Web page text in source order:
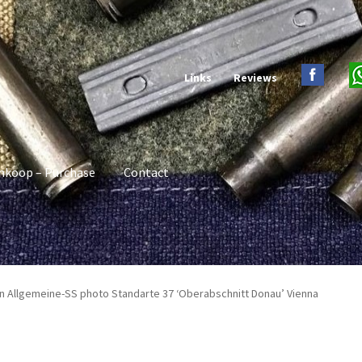
Links Reviews
– Purchase Contact
Allgemeine-SS photo Standarte 37 ‘Oberabschnitt Donau’ Vienna